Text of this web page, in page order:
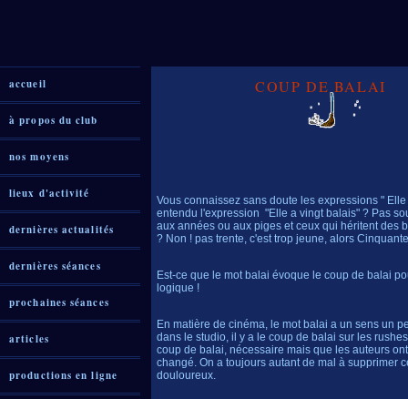
accueil
à propos du club
nos moyens
lieux d'activité
dernières actualités
dernières séances
prochaines séances
articles
productions en ligne
COUP DE BALAI
Vous connaissez sans doute les expressions "
entendu l'expression "Elle a vingt balais" ? Pas
aux années ou aux piges et ceux qui héritent des
? Non ! pas trente, c'est trop jeune, alors
Est-ce que le mot balai évoque le coup de balai
logique !
En matière de cinéma, le mot balai a un sens un
dans le studio, il y a le coup de balai sur les
coup de balai, nécessaire mais que les auteurs
changé. On a toujours autant de mal à supprimer
douloureux.